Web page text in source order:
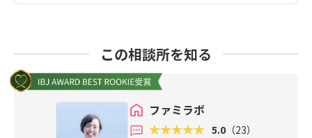
この相談所を知る
ファミラボ
5.0 （23）